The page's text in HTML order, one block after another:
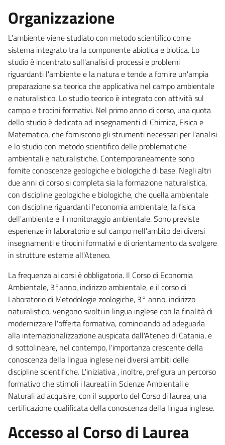
Organizzazione
L'ambiente viene studiato con metodo scientifico come
sistema integrato tra la componente abiotica e biotica. Lo
studio è incentrato sull'analisi di processi e problemi
riguardanti l'ambiente e la natura e tende a fornire un'ampia
preparazione sia teorica che applicativa nel campo ambientale
e naturalistico. Lo studio teorico è integrato con attività sul
campo e tirocini formativi. Nel primo anno di corso, una quota
dello studio è dedicata ad insegnamenti di Chimica, Fisica e
Matematica, che forniscono gli strumenti necessari per l'analisi
e lo studio con metodo scientifico delle problematiche
ambientali e naturalistiche. Contemporaneamente sono
fornite conoscenze geologiche e biologiche di base. Negli altri
due anni di corso si completa sia la formazione naturalistica,
con discipline geologiche e biologiche, che quella ambientale
con discipline riguardanti l'economia ambientale, la fisica
dell'ambiente e il monitoraggio ambientale. Sono previste
esperienze in laboratorio e sul campo nell'ambito dei diversi
insegnamenti e tirocini formativi e di orientamento da svolgere
in strutture esterne all'Ateneo.
La frequenza ai corsi è obbligatoria. Il Corso di Economia
Ambientale, 3°anno, indirizzo ambientale, e il corso di
Laboratorio di Metodologie zoologiche, 3° anno, indirizzo
naturalistico, vengono svolti in lingua inglese con la finalità di
modernizzare l'offerta formativa, cominciando ad adeguarla
alla internazionalizzazione auspicata dall'Ateneo di Catania, e
di sottolineare, nel contempo, l'importanza crescente della
conoscenza della lingua inglese nei diversi ambiti delle
discipline scientifiche. L'iniziativa , inoltre, prefigura un percorso
formativo che stimoli i laureati in Scienze Ambientali e
Naturali ad acquisire, con il supporto del Corso di laurea, una
certificazione qualificata della conoscenza della lingua inglese.
Accesso al Corso di Laurea